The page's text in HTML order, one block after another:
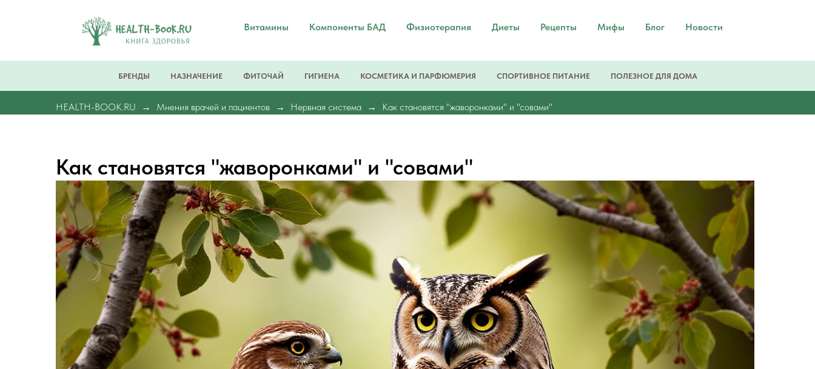
Витамины Компоненты БАД Физиотерапия Диеты Рецепты Мифы Блог Новости
БРЕНДЫ НАЗНАЧЕНИЕ ФИТОЧАЙ ГИГИЕНА КОСМЕТИКА И ПАРФЮМЕРИЯ СПОРТИВНОЕ ПИТАНИЕ ПОЛЕЗНОЕ ДЛЯ ДОМА
HEALTH-BOOK.RU Мнения врачей и пациентов Нервная система Как становятся "жаворонками" и "совами"
Как становятся "жаворонками" и "совами"